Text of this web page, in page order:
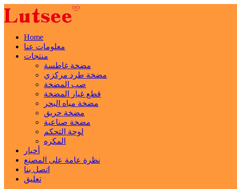
Home
معلومات عنا
منتجات
مضخة غاطسة
مضخة طرد مركزي
صب المضخة
قطع غيار المضخة
مضخة مياه البحر
مضخة حريق
مضخة صناعية
لوحة التحكم
المكره
أخبار
نظرة عامة على المصنع
اتصل بنا
تعليق